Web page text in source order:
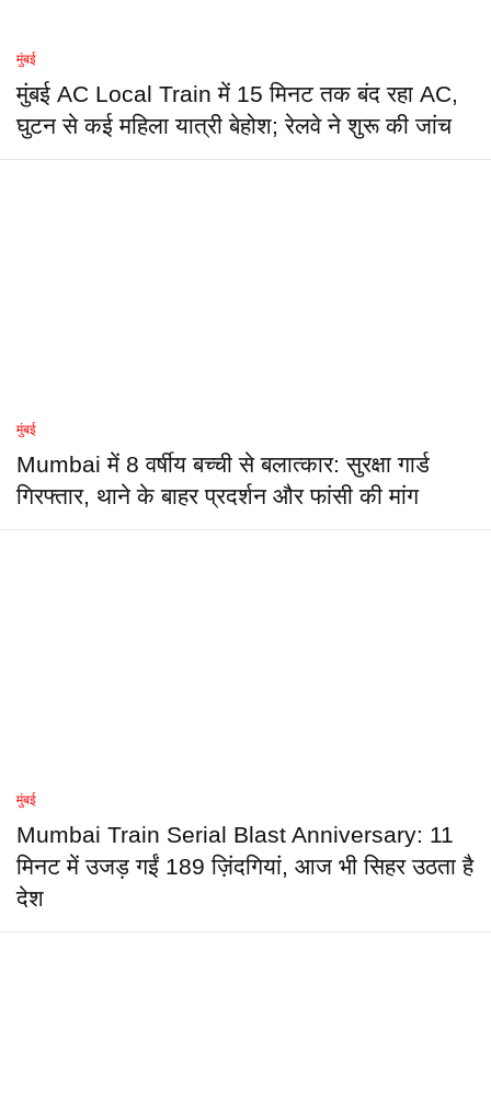
मुंबई
मुंबई AC Local Train में 15 मिनट तक बंद रहा AC,
घुटन से कई महिला यात्री बेहोश; रेलवे ने शुरू की जांच
मुंबई
Mumbai में 8 वर्षीय बच्ची से बलात्कार: सुरक्षा गार्ड
गिरफ्तार, थाने के बाहर प्रदर्शन और फांसी की मांग
मुंबई
Mumbai Train Serial Blast Anniversary: 11
मिनट में उजड़ गईं 189 ज़िंदगियां, आज भी सिहर उठता है
देश